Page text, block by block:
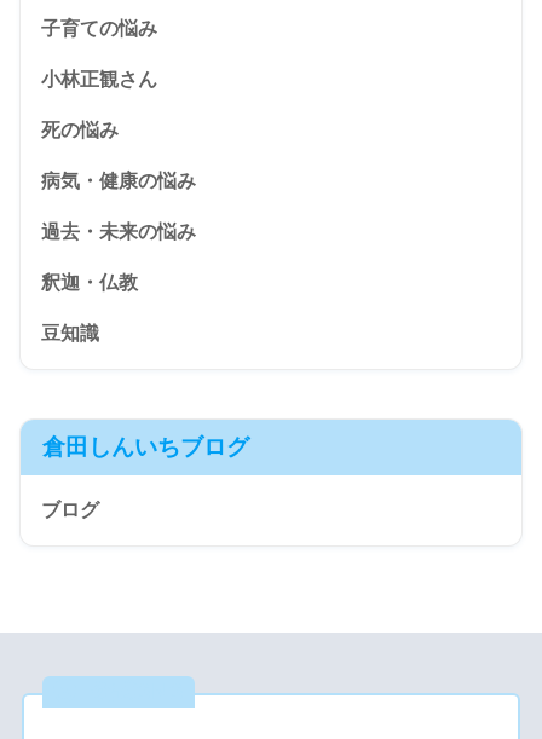
子育ての悩み
小林正観さん
死の悩み
病気・健康の悩み
過去・未来の悩み
釈迦・仏教
豆知識
倉田しんいちブログ
ブログ